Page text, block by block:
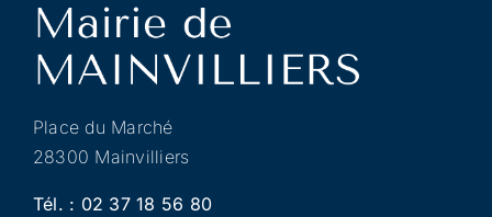
Place du Marché
28300 Mainvilliers
Tél. : 02 37 18 56 80